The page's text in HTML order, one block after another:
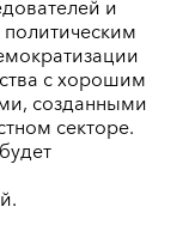
и
с хорошим
созданными
секторе.